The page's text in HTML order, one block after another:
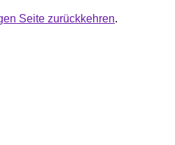
Seite zurückkehren.